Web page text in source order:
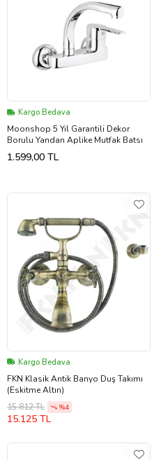
Kargo Bedava
Moonshop 5 Yıl Garantili Dekor
Borulu Yandan Aplike Mutfak Batsı
1.599,00 TL
Kargo Bedava
FKN Klasik Antik Banyo Duş Takımı
(Eskitme Altın)
15.812 TL
%4
15.125 TL